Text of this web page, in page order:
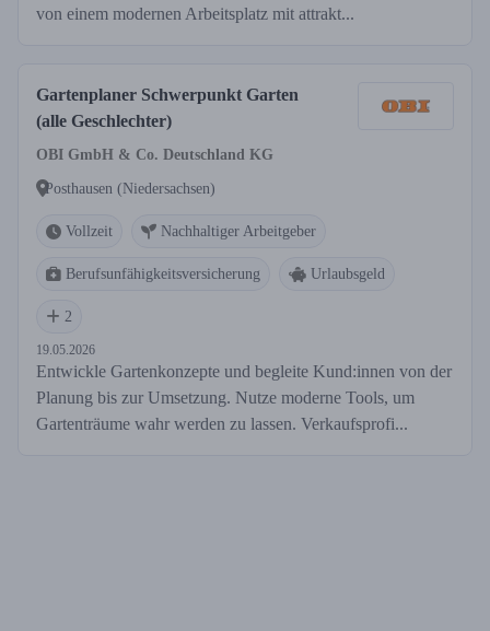
von einem modernen Arbeitsplatz mit attrakt...
Gartenplaner Schwerpunkt Garten
(alle Geschlechter)
OBI GmbH & Co. Deutschland KG
Posthausen (Niedersachsen)
Vollzeit Nachhaltiger Arbeitgeber
Berufsunfähigkeitsversicherung Urlaubsgeld
2
19.05.2026
Entwickle Gartenkonzepte und begleite Kund:innen von der
Planung bis zur Umsetzung. Nutze moderne Tools, um
Gartenträume wahr werden zu lassen. Verkaufsprofi...